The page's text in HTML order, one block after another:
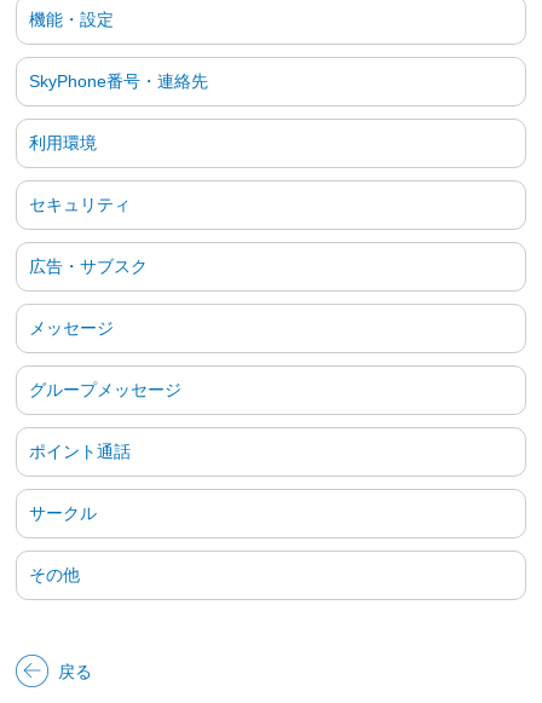
機能・設定
SkyPhone番号・連絡先
利用環境
セキュリティ
広告・サブスク
メッセージ
グループメッセージ
ポイント通話
サークル
その他
戻る